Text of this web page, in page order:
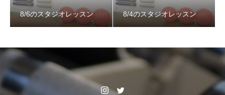
8/6のスタジオレッスン 8/4のスタジオレッスン